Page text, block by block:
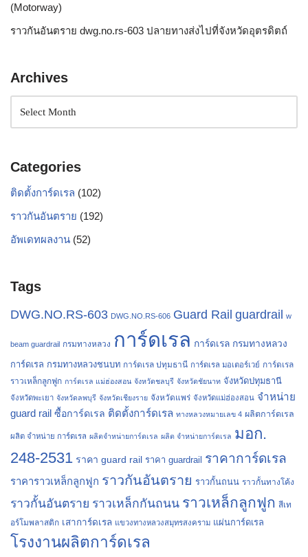
(Motorway)
ราวกันอันตราย dwg.no.rs-603 ปลายทางส่งไปที่จังหวัดอุตรดิตถ์
Archives
Categories
ติดตั้งการ์ดเรล (102)
ราวกันอันตราย (192)
อัพเดทผลงาน (52)
Tags
DWG.NO.RS-603 DWG.NO.RS-606 Guard Rail guardrail w
beam guardrail กรมทางหลวง การ์ดเรล การ์ดเรล กรมทางหลวง
การ์ดเรล กรมทางหลวงชนบท การ์ดเรล ปทุมธานี การ์ดเรล มอเตอร์เวย์ การ์ดเรล
ราวเหล็กลูกฟูก การ์ดเรล แม่ฮ่องสอน จังหวัดชลบุรี จังหวัดชัยนาท จังหวัดปทุมธานี
จังหวัดพะเยา จังหวัดลพบุรี จังหวัดเชียงราย จังหวัดแพร่ จังหวัดแม่ฮ่องสอน จำหน่าย
guard rail ซื้อการ์ดเรล ติดตั้งการ์ดเรล ทางหลวงหมายเลข 4 ผลิตการ์ดเรล
ผลิต จำหน่าย การ์ดเรล ผลิตจำหน่ายการ์ดเรล ผลิต จำหน่ายการ์ดเรล มอก.
248-2531 ราคา guard rail ราคา guardrail ราคาการ์ดเรล
ราคาราวเหล็กลูกฟูก ราวกันอันตราย ราวกั้นถนน ราวกั้นทางโค้ง
ราวกั้นอันตราย ราวเหล็กกันถนน ราวเหล็กลูกฟูก สีเท
อร์โมพลาสติก เสาการ์ดเรล แขวงทางหลวงสมุทรสงคราม แผ่นการ์ดเรล
โรงงานผลิตการ์ดเรล